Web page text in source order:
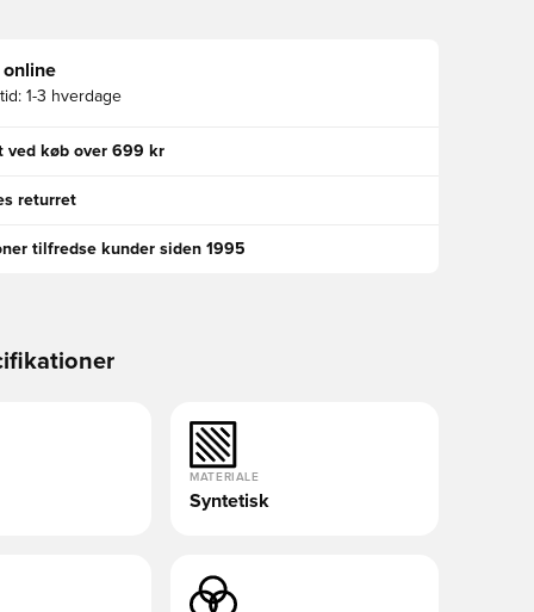
online
1-3 hverdage
ved køb over 699 kr
returret
tilfredse kunder siden 1995
MATERIALE
Syntetisk